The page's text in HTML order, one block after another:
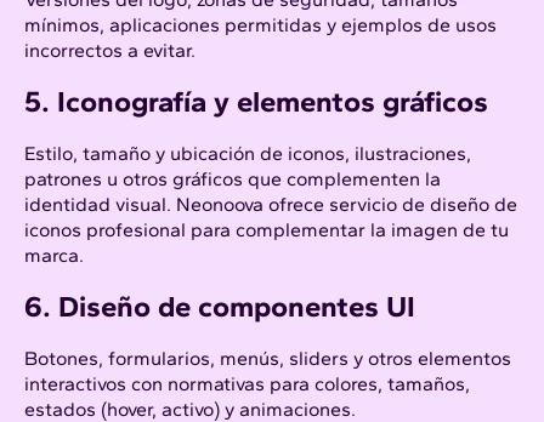
mínimos, aplicaciones permitidas y ejemplos de usos
incorrectos a evitar.
5. Iconografía y elementos gráficos
Estilo, tamaño y ubicación de iconos, ilustraciones,
patrones u otros gráficos que complementen la
identidad visual. Neonoova ofrece servicio de diseño de
iconos profesional para complementar la imagen de tu
marca.
6. Diseño de componentes UI
Botones, formularios, menús, sliders y otros elementos
interactivos con normativas para colores, tamaños,
estados (hover, activo) y animaciones.